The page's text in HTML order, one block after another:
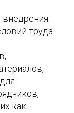
внедрения
труда.
как